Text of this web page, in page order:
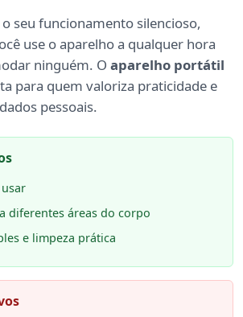
seu funcionamento silencioso,
use o aparelho a qualquer hora
ninguém. O aparelho portátil
para quem valoriza praticidade e
pessoais.
diferentes áreas do corpo
e limpeza prática